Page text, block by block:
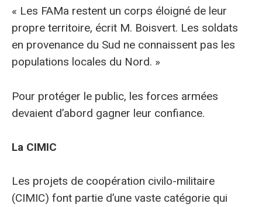
« Les FAMa restent un corps éloigné de leur
propre territoire, écrit M. Boisvert. Les soldats
en provenance du Sud ne connaissent pas les
populations locales du Nord. »
Pour protéger le public, les forces armées
devaient d’abord gagner leur confiance.
La CIMIC
Les projets de coopération civilo-militaire
(CIMIC) font partie d’une vaste catégorie qui